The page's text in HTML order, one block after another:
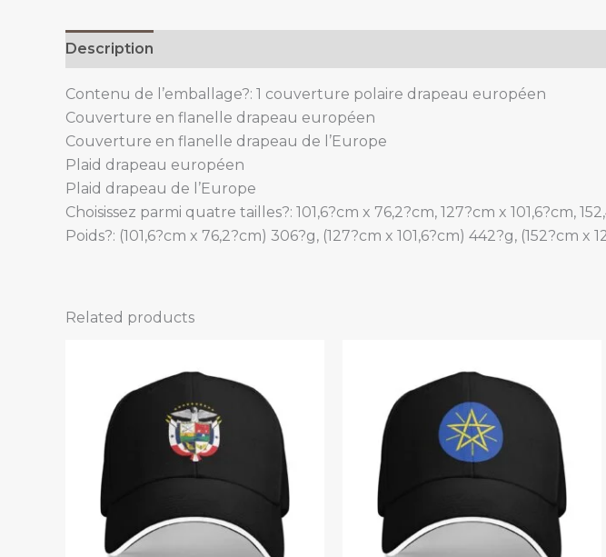
Description
Contenu de l’emballage?: 1 couverture polaire drapeau européen
Couverture en flanelle drapeau européen
Couverture en flanelle drapeau de l’Europe
Plaid drapeau européen
Plaid drapeau de l’Europe
Choisissez parmi quatre tailles?: 101,6?cm x 76,2?cm, 127?cm x 101,6?cm,
Poids?: (101,6?cm x 76,2?cm) 306?g, (127?cm x 101,6?cm) 442?g, (152?cm x
Related products